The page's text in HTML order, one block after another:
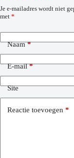
Je e-mailadres wordt niet
met *
Naam*
E-mail*
Site
Reactie toevoegen *